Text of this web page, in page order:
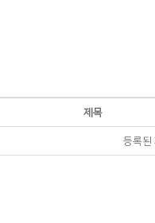
제목
등록된